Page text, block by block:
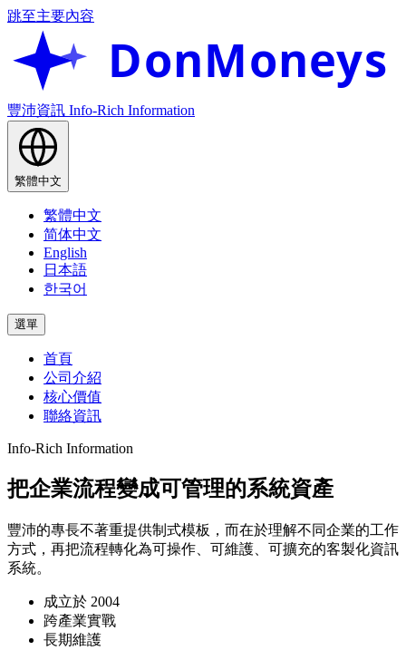
跳至主要內容
DonMoneys
豐沛資訊 Info-Rich Information
繁體中文
繁體中文
简体中文
English
日本語
한국어
選單
首頁
公司介紹
核心價值
聯絡資訊
Info-Rich Information
把企業流程變成可管理的系統資產
豐沛的專長不著重提供制式模板，而在於理解不同企業的工作
方式，再把流程轉化為可操作、可維護、可擴充的客製化資訊
系統。
成立於 2004
跨產業實戰
長期維護